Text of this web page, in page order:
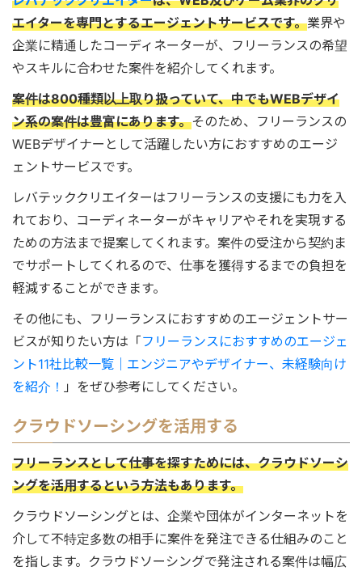
エイターを専門とするエージェントサービスです。業界や
企業に精通したコーディネーターが、フリーランスの希望
やスキルに合わせた案件を紹介してくれます。
案件は800種類以上取り扱っていて、中でもWEBデザイ
ン系の案件は豊富にあります。そのため、フリーランスの
WEBデザイナーとして活躍したい方におすすめのエージ
ェントサービスです。
レバテッククリエイターはフリーランスの支援にも力を入
れており、コーディネーターがキャリアやそれを実現する
ための方法まで提案してくれます。案件の受注から契約ま
でサポートしてくれるので、仕事を獲得するまでの負担を
軽減することができます。
その他にも、フリーランスにおすすめのエージェントサー
ビスが知りたい方は「フリーランスにおすすめのエージェ
ント11社比較一覧｜エンジニアやデザイナー、未経験向け
を紹介！ 」をぜひ参考にしてください。
クラウドソーシングを活用する
フリーランスとして仕事を探すためには、クラウドソーシ
ングを活用するという方法もあります。
クラウドソーシングとは、企業や団体がインターネットを
介して不特定多数の相手に案件を発注できる仕組みのこと
を指します。クラウドソーシングで発注される案件は幅広